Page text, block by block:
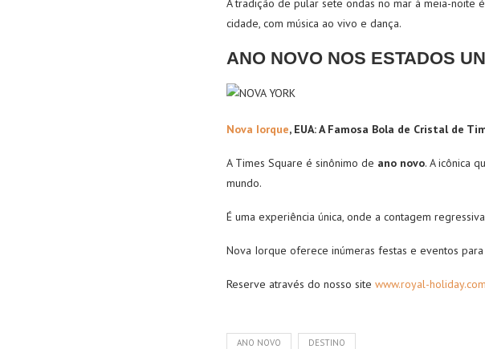
A tradição de pular sete ondas no mar à meia-noite
cidade, com música ao vivo e dança.
ANO NOVO NOS ESTADOS
Nova Iorque, EUA: A Famosa Bola de Cristal de
A Times Square é sinônimo de ano novo. A icônica
mundo.
É uma experiência única, onde a contagem
Nova Iorque oferece inúmeras festas e eventos
Reserve através do nosso site www.royal-holiday.com
ANO NOVO DESTINO